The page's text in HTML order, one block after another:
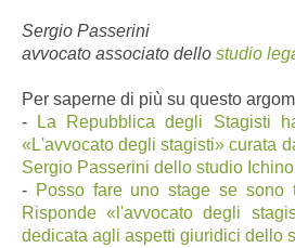
Sergio Passerini
avvocato associato dello studio
Per saperne di più su questo
-
La Repubblica degli Stagisti
«L'avvocato degli stagisti» curata
Sergio Passerini dello studio
- Posso fare uno stage se sono
Risponde «l'avvocato degli
dedicata agli aspetti giuridici dello